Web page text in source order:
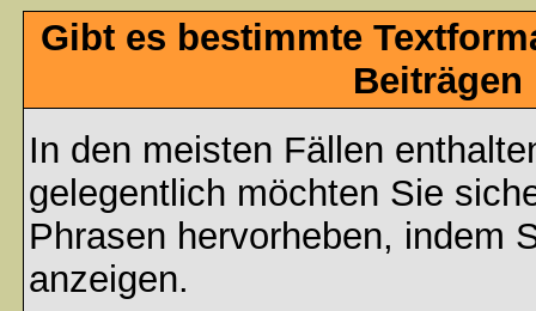
Gibt es bestimmte
Beiträgen
In den meisten Fällen
gelegentlich möchten Sie
Phrasen hervorheben, indem
anzeigen.